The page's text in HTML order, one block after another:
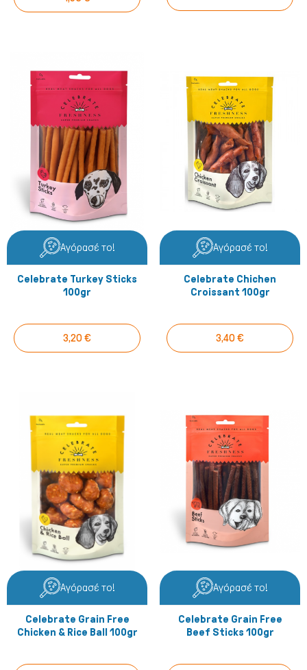
Μικρά ζώα
Αγόρασέ το!
Celebrate Turkey Sticks
100gr
3,20 €
Αγόρασέ το!
Celebrate Chichen
Croissant 100gr
3,40 €
Αγόρασέ το!
Celebrate Grain Free
Chicken & Rice Ball 100gr
Αγόρασέ το!
Celebrate Grain Free
Beef Sticks 100gr